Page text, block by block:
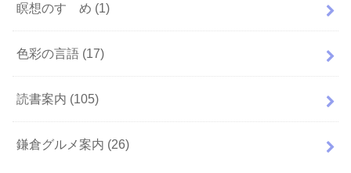
瞑想のすゝめ (1)
色彩の言語 (17)
読書案内 (105)
鎌倉グルメ案内 (26)